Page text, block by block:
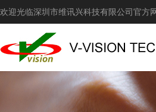
欢迎光临深圳市维讯兴科技有限公司官方